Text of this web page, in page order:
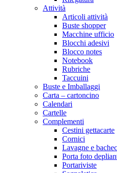
Attività
Articoli attività
Buste shopper
Macchine ufficio
Blocchi adesivi
Blocco notes
Notebook
Rubriche
Taccuini
Buste e Imballaggi
Carta – cartoncino
Calendari
Cartelle
Complementi
Cestini gettacarte
Cornici
Lavagne e
Porta foto
Portariviste